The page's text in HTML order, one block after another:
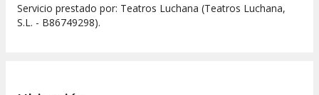
Servicio prestado por: Teatros Luchana (Teatros Luchana,
S.L. - B86749298).